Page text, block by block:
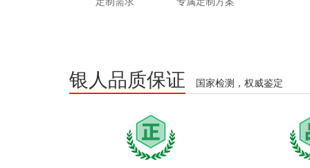
银人品质保证 国家检测，权威鉴定